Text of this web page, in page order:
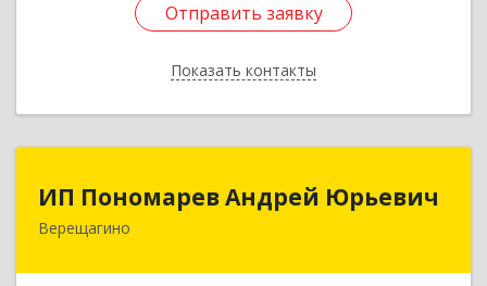
Отправить заявку
Показать контакты
Отправить заявку
Назад
ИП Пономарев Андрей Юрьевич
Верещагино
ИП Пономарев Андрей Юрьевич
617120, Пермский край, Верещагинский р-н,